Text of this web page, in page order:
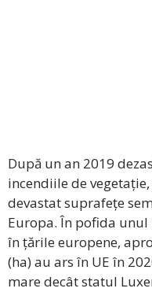
După un an 2019
incendiile de
devastat suprafețe
Europa. În pofida
în țările europene,
(ha) au ars în UE în
mare decât statul